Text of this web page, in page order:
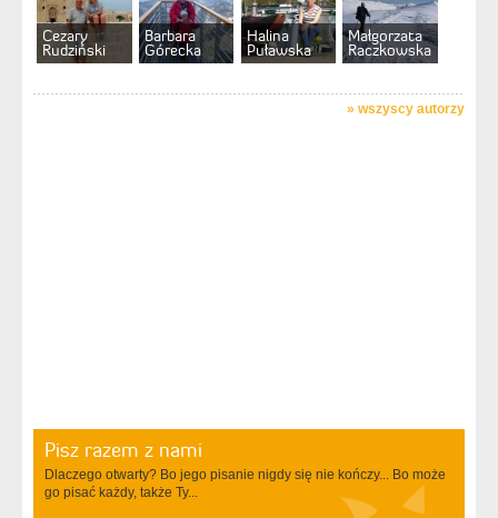
Cezary
Rudziński
Barbara
Górecka
Halina
Puławska
Małgorzata
Raczkowska
» wszyscy autorzy
Pisz razem z nami
Dlaczego otwarty? Bo jego pisanie nigdy się nie kończy... Bo może
go pisać każdy, także Ty...